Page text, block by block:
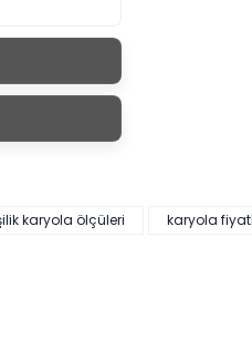
karyola ölçüleri karyola